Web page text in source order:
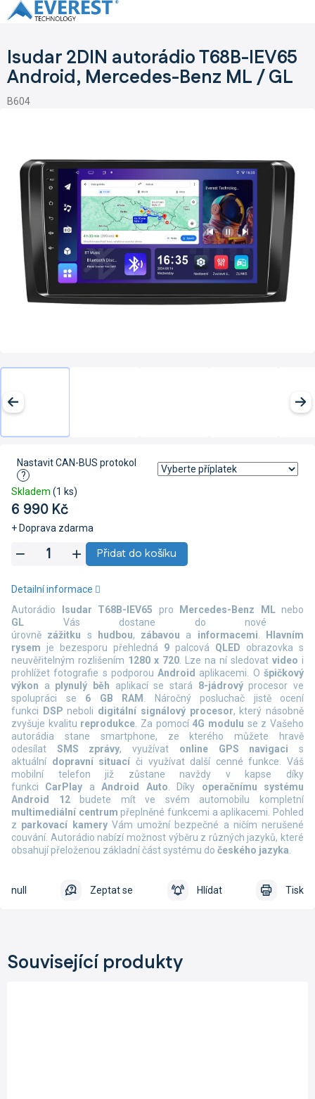
Přejít
na
Isudar 2DIN autorádio T68B-IEV65
Android, Mercedes-Benz ML / GL
B604
6 990 Kč
+ Doprava zdarma
Skladem (1 ks)
Nastavit CAN-BUS protokol
?
Přidat do košíku
Autorádio Isudar T68B-IEV65 pro Mercedes-Benz ML nebo
GL Vás dostane do nové
úrovně zážitku s hudbou, zábavou a informacemi.
Hlavním
rysem je bezesporu přehledná 9 palcová QLED obrazovka s
neuvěřitelným rozlišením 1280 x 720. Lze na ní sledovat video i
prohlížet fotografie s podporouAndroid aplikacemi. Ošpičkový
výkon a plynulý běh aplikací se stará 8-jádrovýprocesor ve
spolupráci se 6 GB RAM . Náročný posluchač jistě ocení
funkci
DSP neboli digitální signálový procesor, který násobně
zvyšuje kvalitu reprodukce. Za pomocí 4G modulu se z Vašeho
autorádia stane smartphone, ze kterého můžete hravě
odesílat SMS zprávy, využívat online GPS navigaci s
aktuální dopravní situací či využívat další cenné funkce. Váš
mobilní telefon již zůstane navždy v kapse díky
funkci CarPlay a Android Auto. Díky operačnímu systému
Android 12budete mít ve svém automobilu kompletní
multimediální centrum přeplněné funkcemi a aplikacemi. Pohled
z parkovací kameryVám umožní bezpečné a ničím nerušené
couvání. Autorádio nabízí možnost výběru z různých jazyků, které
obsahují přeloženou základní část systému do českého jazyka.
Detailní informace
Tisk
Zeptat se Hlídat
null
Související produkty